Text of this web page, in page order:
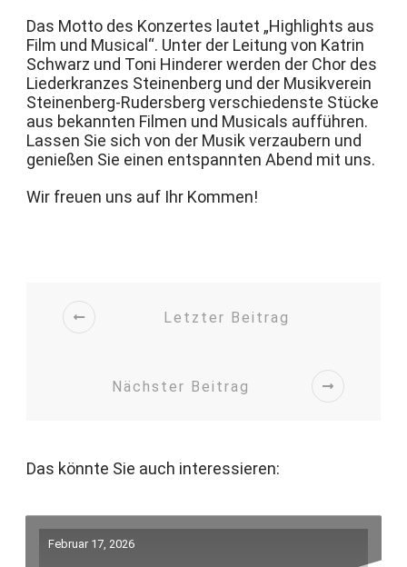
Das Motto des Konzertes lautet „Highlights aus
Film und Musical“. Unter der Leitung von Katrin
Schwarz und Toni Hinderer werden der Chor des
Liederkranzes Steinenberg und der Musikverein
Steinenberg-Rudersberg verschiedenste Stücke
aus bekannten Filmen und Musicals aufführen.
Lassen Sie sich von der Musik verzaubern und
genießen Sie einen entspannten Abend mit uns.
Wir freuen uns auf Ihr Kommen!
Letzter Beitrag
Nächster Beitrag
Das könnte Sie auch interessieren:
Februar 17, 2026